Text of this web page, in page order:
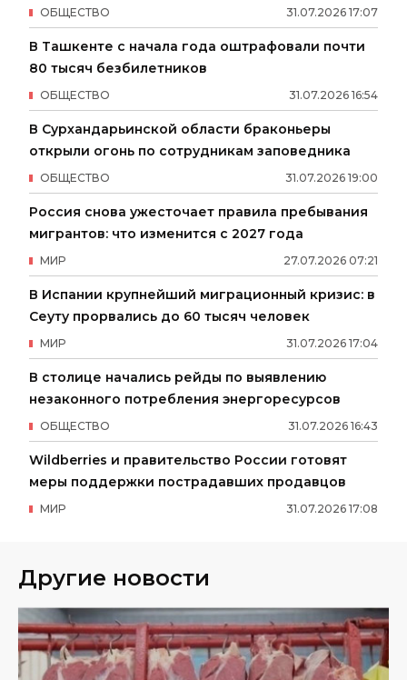
31.07.2026 17:07
ОБЩЕСТВО
В Ташкенте с начала года оштрафовали почти
80 тысяч безбилетников
31.07.2026 16:54
ОБЩЕСТВО
В Сурхандарьинской области браконьеры
открыли огонь по сотрудникам заповедника
31.07.2026 19:00
ОБЩЕСТВО
Россия снова ужесточает правила пребывания
мигрантов: что изменится с 2027 года
27.07.2026 07:21
МИР
В Испании крупнейший миграционный кризис: в
Сеуту прорвались до 60 тысяч человек
31.07.2026 17:04
МИР
В столице начались рейды по выявлению
незаконного потребления энергоресурсов
31.07.2026 16:43
ОБЩЕСТВО
Wildberries и правительство России готовят
меры поддержки пострадавших продавцов
31.07.2026 17:08
МИР
Другие новости